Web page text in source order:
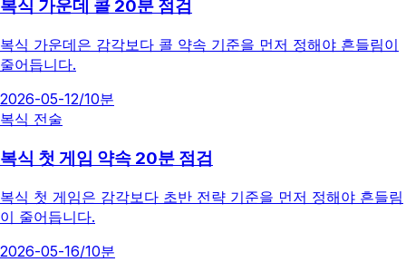
복식 가운데 콜 20분 점검
복식 가운데은 감각보다 콜 약속 기준을 먼저 정해야 흔들림이
줄어듭니다.
2026-05-12/10분
복식 전술
복식 첫 게임 약속 20분 점검
복식 첫 게임은 감각보다 초반 전략 기준을 먼저 정해야 흔들림
이 줄어듭니다.
2026-05-16/10분